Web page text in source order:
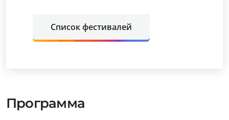
Список фестивалей
Программа